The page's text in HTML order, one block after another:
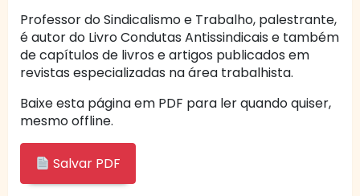
Professor do Sindicalismo e Trabalho, palestrante,
é autor do Livro Condutas Antissindicais e também
de capítulos de livros e artigos publicados em
revistas especializadas na área trabalhista.
Baixe esta página em PDF para ler quando quiser,
mesmo offline.
Salvar PDF